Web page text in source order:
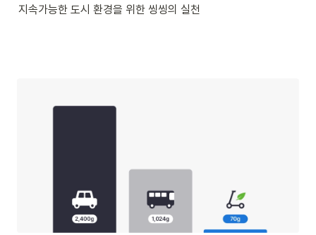
지속가능한 도시 환경을 위한 씽씽의 실천